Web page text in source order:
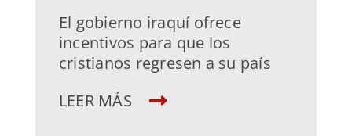
El gobierno iraquí ofrece
incentivos para que los
cristianos regresen a su país
LEER MÁS